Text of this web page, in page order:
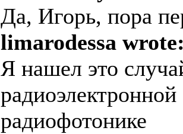
Да, Игорь, пора
limarodessa
Я нашел это
радиофотонике